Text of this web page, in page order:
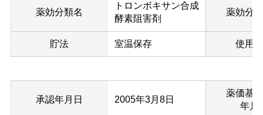
薬効分類名
トロンボキサン合成
酵素阻害剤
薬効分
貯法 室温保存 使用
承認年月日 2005年3月8日
薬価基
年月